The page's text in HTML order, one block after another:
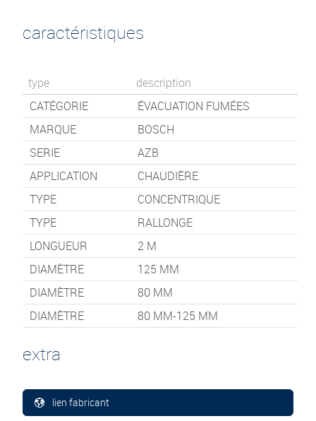
caractéristiques
type
description
CATÉGORIE
ÉVACUATION FUMÉES
MARQUE
BOSCH
SERIE
AZB
APPLICATION
CHAUDIÈRE
TYPE
CONCENTRIQUE
TYPE
RALLONGE
LONGUEUR
2 M
DIAMÈTRE
125 MM
DIAMÈTRE
80 MM
DIAMÈTRE
80 MM-125 MM
extra
lien fabricant